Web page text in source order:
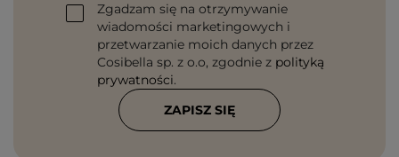
Zgadzam się na otrzymywanie
wiadomości marketingowych i
przetwarzanie moich danych przez
Cosibella sp. z o.o, zgodnie z polityką
prywatności.
ZAPISZ SIĘ